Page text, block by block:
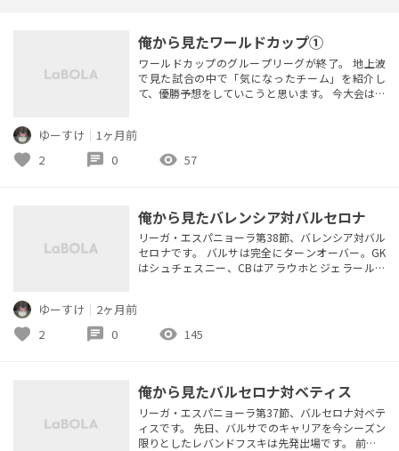
俺から見たワールドカップ①
ワールドカップのグループリーグが終了。 地上波
で見た試合の中で「気になったチーム」を紹介し
て、優勝予想をしていこうと思います。 今大会は出
ープではレベルが1つ上だったと思う。攻守ともに
連携が取れておりいいチーム。ただ、突出したプレ
ゆーすけ ｜ 1ヶ月前
favorite 2 chat 0 visibility 57
俺から見たバレンシア対バルセロナ
リーガ・エスパニョーラ第38節、バレンシア対バル
セロナです。 バルサは完全にターンオーバー。GK
はシュチェスニー、CBはアラウホとジェラール・
フェラン・トーレス、左WGにラッシュフォード、
CFはレバンドフスキが入ります。 前半 バレンシア
ゆーすけ ｜ 2ヶ月前
favorite 2 chat 0 visibility 145
俺から見たバルセロナ対ベティス
リーガ・エスパニョーラ第37節、バルセロナ対ベテ
ィスです。 先日、バルサでのキャリアを今シーズン
限りとしたレバンドフスキは先発出場です。 前半 3